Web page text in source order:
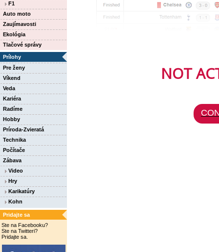
F1
Auto moto
Zaujímavosti
Ekológia
Tlačové správy
Prílohy
Pre ženy
Víkend
Veda
Kariéra
Radíme
Hobby
Príroda-Zvieratá
Technika
Počítače
Zábava
Video
Hry
Karikatúry
Kohn
Pridajte sa
Ste na Facebooku?
Ste na Twitteri?
Pridajte sa.
NOT